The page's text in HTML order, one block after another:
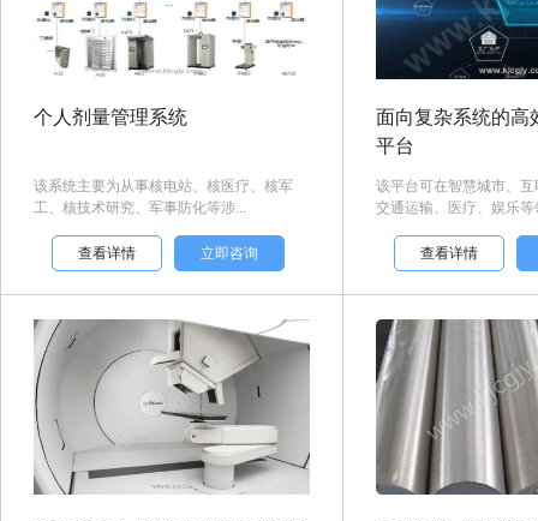
个人剂量管理系统
该系统主要为从事核电站、核医疗、核军
工、核技术研究、军事防化等涉...
查看详情 立即咨询
面向复杂系统的高
平台
该平台可在智慧城市、
交通运输、医疗、娱乐等
查看详情